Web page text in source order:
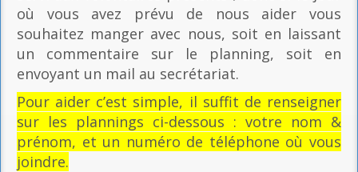
où vous avez prévu de nous aider vous
souhaitez manger avec nous, soit en laissant
un commentaire sur le planning, soit en
envoyant un mail au secrétariat.
Pour aider c’est simple, il suffit de renseigner
sur les plannings ci-dessous : votre nom &
prénom, et un numéro de téléphone où vous
joindre.